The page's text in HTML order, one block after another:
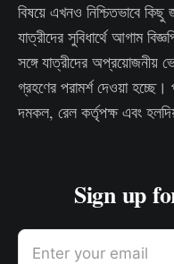
বিষয়ে এখনও নিশ্চিতভাবে কিছু
যাত্রীদের সুবিধার্থে আগাম
সঙ্গে যাত্রীদের অপ্রয়োজনীয়
গ্রহণের পরামর্শ দেওয়া
দমকল, রেল কর্তৃপক্ষ এবং
Sign up
Enter your email